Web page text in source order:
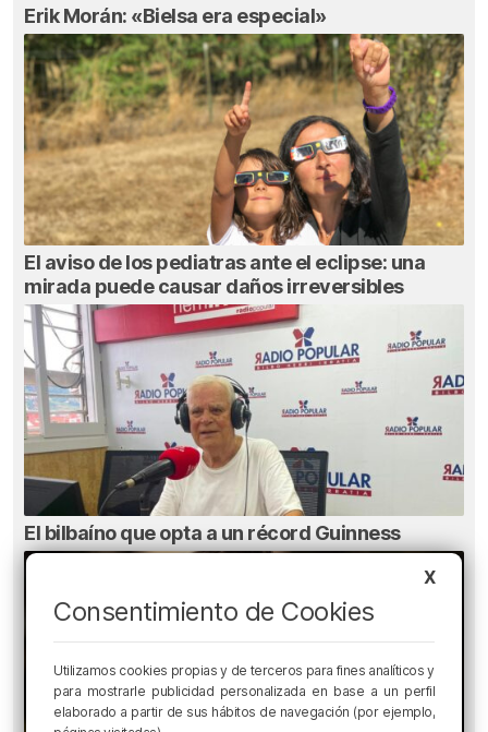
Erik Morán: «Bielsa era especial»
El aviso de los pediatras ante el eclipse: una
mirada puede causar daños irreversibles
El bilbaíno que opta a un récord Guinness
X
Consentimiento de Cookies
Utilizamos cookies propias y de terceros para fines analíticos y
para mostrarle publicidad personalizada en base a un perfil
elaborado a partir de sus hábitos de navegación (por ejemplo,